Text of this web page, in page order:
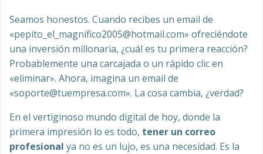
Seamos honestos. Cuando recibes un email de
«pepito_el_magnifico2005@hotmail.com» ofreciéndote
una inversión millonaria, ¿cuál es tu primera reacción?
Probablemente una carcajada o un rápido clic en
«eliminar». Ahora, imagina un email de
«soporte@tuempresa.com». La cosa cambia, ¿verdad?
En el vertiginoso mundo digital de hoy, donde la
primera impresión lo es todo, tener un correo
profesional ya no es un lujo, es una necesidad. Es la